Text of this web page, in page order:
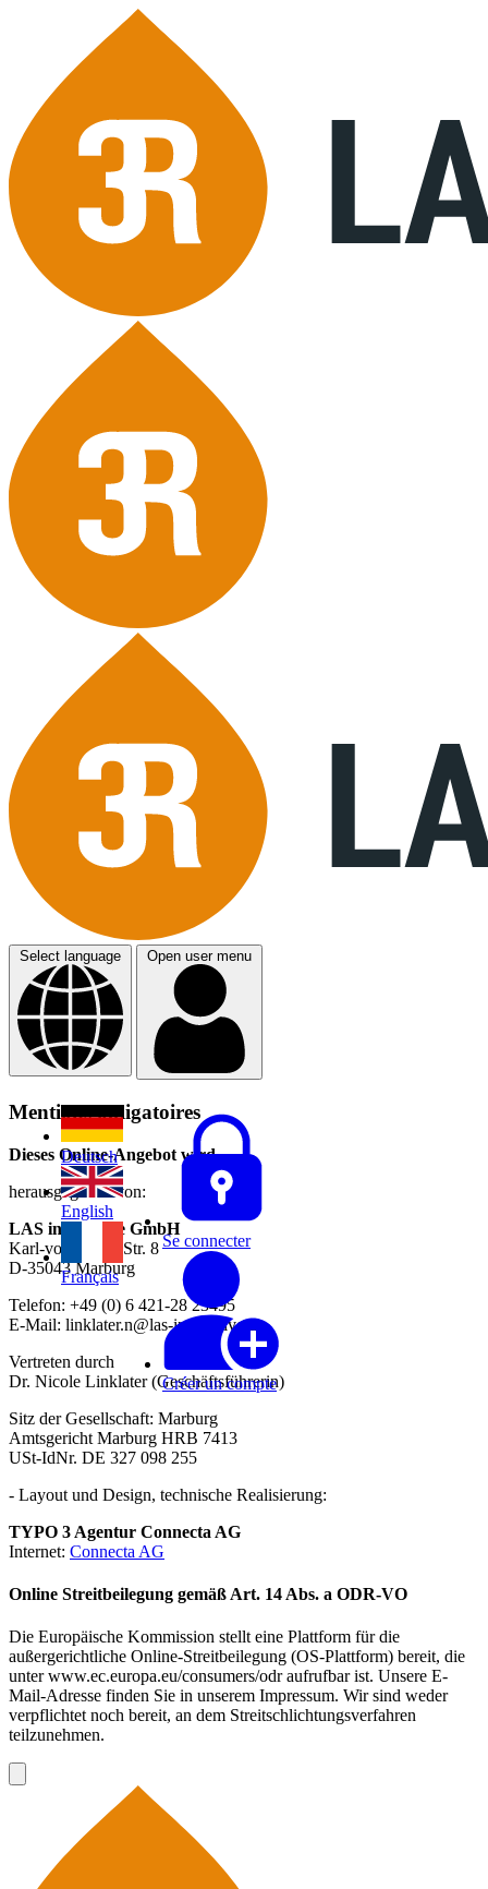
Select language
Deutsch
English
Français
Open user menu
Se connecter
Créer un compte
Mentions obligatoires
Dieses Online-Angebot wird
herausgegeben von:
LAS interactive GmbH
Karl-von-Frisch Str. 8
D-35043 Marburg
Telefon: +49 (0) 6 421-28 23495
E-Mail: linklater.n@las-interactive.de
Vertreten durch
Dr. Nicole Linklater (Geschäftsführerin)
Sitz der Gesellschaft: Marburg
Amtsgericht Marburg HRB 7413
USt-IdNr. DE 327 098 255
- Layout und Design, technische Realisierung:
TYPO 3 Agentur Connecta AG
Internet: Connecta AG
Online Streitbeilegung gemäß Art. 14 Abs. a ODR-VO
Die Europäische Kommission stellt eine Plattform für die
außergerichtliche Online-Streitbeilegung (OS-Plattform) bereit, die
unter www.ec.europa.eu/consumers/odr aufrufbar ist. Unsere E-
Mail-Adresse finden Sie in unserem Impressum. Wir sind weder
verpflichtet noch bereit, an dem Streitschlichtungsverfahren
teilzunehmen.